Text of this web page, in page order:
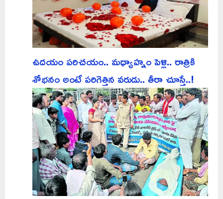
ఉదయం పరిచయం.. మధ్యాహ్నం పెళ్లి.. రాత్రికి
శోభనం అంటే పరిగెత్తిన వరుడు.. తీరా చూస్తే..!